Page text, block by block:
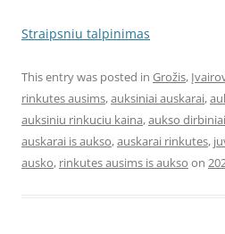
Straipsniu talpinimas
This entry was posted in Grožis,
rinkutes ausims,auksiniai auskarai,
auksiniu rinkuciu kaina,aukso dirbiniai
auskarai is aukso,auskarai rinkutes,
ausko, rinkutes ausims is aukso on